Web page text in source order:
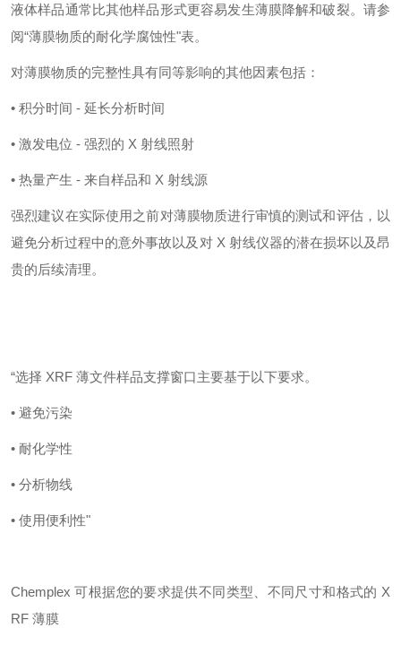
液体样品通常比其他样品形式更容易发生薄膜降解和破裂。请参
阅“薄膜物质的耐化学腐蚀性"表。
对薄膜物质的完整性具有同等影响的其他因素包括：
• 积分时间 - 延长分析时间
• 激发电位 - 强烈的 X 射线照射
• 热量产生 - 来自样品和 X 射线源
强烈建议在实际使用之前对薄膜物质进行审慎的测试和评估，以
避免分析过程中的意外事故以及对 X 射线仪器的潜在损坏以及昂
贵的后续清理。
“选择 XRF 薄文件样品支撑窗口主要基于以下要求。
• 避免污染
• 耐化学性
• 分析物线
• 使用便利性"
Chemplex 可根据您的要求提供不同类型、不同尺寸和格式的 X
RF 薄膜